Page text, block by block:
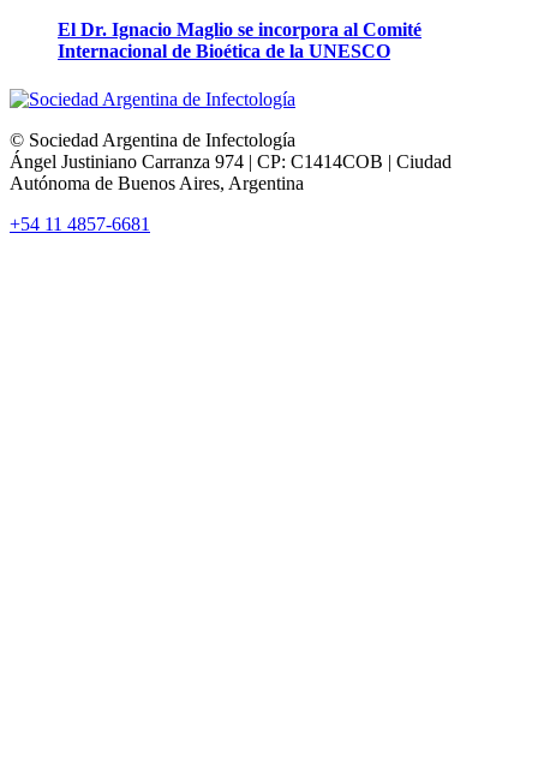
El Dr. Ignacio Maglio se incorpora al Comité
Internacional de Bioética de la UNESCO
© Sociedad Argentina de Infectología
Ángel Justiniano Carranza 974 | CP: C1414COB | Ciudad
Autónoma de Buenos Aires, Argentina
+54 11 4857-6681